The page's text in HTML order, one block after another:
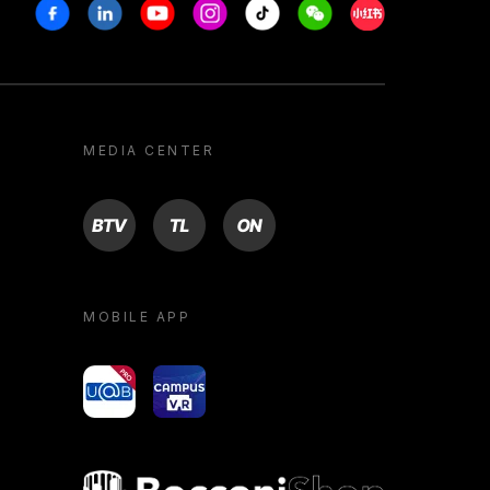
FacebookLinkedinYoutubeInstagram
Tiktok WeechatXiaohongshu/
MEDIA CENTER
BTV TL ON
MOBILE APP
yoU@B Campus VR
Bocconi shop